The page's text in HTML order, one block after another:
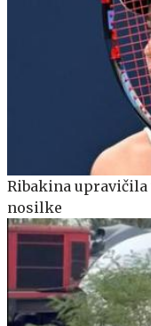
Ribakina
nosilke